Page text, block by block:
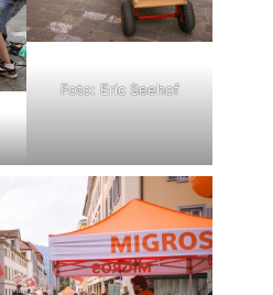
Foto: Eric Seehof